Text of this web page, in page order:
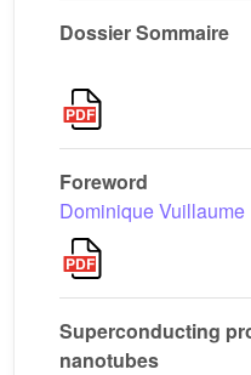
Dossier Sommaire
Foreword
Dominique Vuillaume
Superconducting
nanotubes